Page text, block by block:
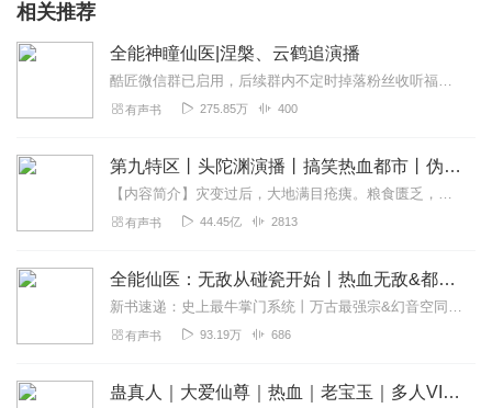
相关推荐
全能神瞳仙医|涅槃、云鹤追演播
酷匠微信群已启用，后续群内不定时掉落粉丝收听福利，欢迎各位小耳朵进群哦~加V：cyy922222每天早上九点半更新2集，不定时加更！【简介】苏铭一觉醒来，发现...
有声书 275.85万 400
第九特区丨头陀渊演播丨搞笑热血都市丨伪戒丨VIP免费多人有声剧
【内容简介】灾变过后，大地满目疮痍。粮食匮乏，资源紧俏，局势混乱……一位从待规划区杀出来的青年，背对着漫天黄沙，孤身来到九区谋生，却不曾想偶然结识三五好友，一念...
有声书 44.45亿 2813
全能仙医：无敌从碰瓷开始丨热血无敌&都市异能丨日常开车&精品多人有声剧
新书速递：史上最牛掌门系统丨万古最强宗&幻音空同类型丨搞笑&腹黑&无厘头&玄幻修仙_全集免费在线阅读收听下载-喜马拉雅(ximalaya.com)诸天小师...
有声书 93.19万 686
蛊真人｜大爱仙尊｜热血｜老宝玉｜多人VIP免费有声剧